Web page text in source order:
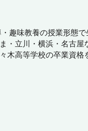
趣味教養の授業形態
・立川・横浜・名古
木高等学校の卒業資格